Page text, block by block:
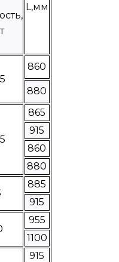
L,мм
860
880
865
915
860
880
885
915
955
1100
915